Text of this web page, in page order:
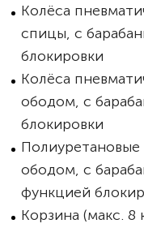
Колёса
спицы, с
блокировки
Колёса
ободом, с
блокировки
ободом, с
функцией
Корзина (макс. 8